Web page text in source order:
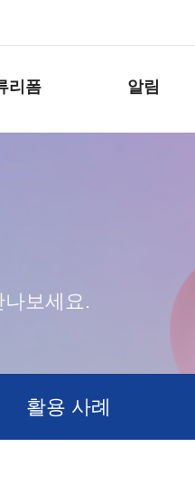
리폼 알림
보세요.
활용 사례